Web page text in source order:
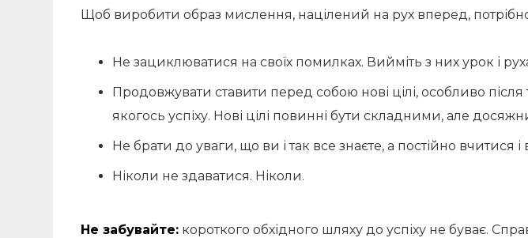
Щоб виробити образ мислення, націлений на рух вперед,
Не зациклюватися на своїх помилках. Вийміть з них урок і
Продовжувати ставити перед собою нові цілі, особливо після
якогось успіху. Нові цілі повинні бути складними, але
Не брати до уваги, що ви і так все знаєте, а постійно вчитися
Ніколи не здаватися. Ніколи.
Не забувайте: короткого обхідного шляху до успіху не буває.